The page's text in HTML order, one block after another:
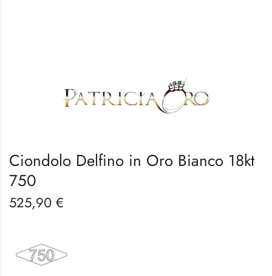
Ciondolo Delfino in Oro Bianco 18kt
750
525,90 €